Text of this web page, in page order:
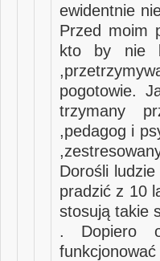
ewidentnie
Przed moim
kto by nie
pogotowie.
trzymany
,pedagog i
Dorośli
pradzić z 10
stosują takie
. Dopiero